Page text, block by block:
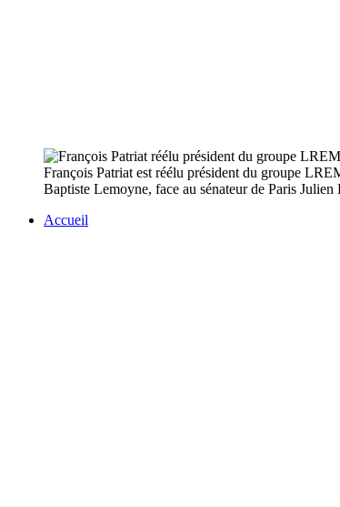
François Patriat est réélu président du groupe
Baptiste Lemoyne, face au sénateur de Paris
Accueil